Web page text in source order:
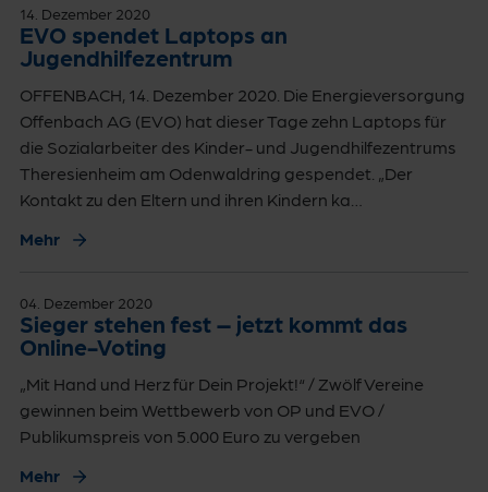
14. Dezember 2020
EVO spendet Laptops an
Jugendhilfezentrum
OFFENBACH, 14. Dezember 2020. Die Energieversorgung
Offenbach AG (EVO) hat dieser Tage zehn Laptops für
die Sozialarbeiter des Kinder- und Jugendhilfezentrums
Theresienheim am Odenwaldring gespendet. „Der
Kontakt zu den Eltern und ihren Kindern ka…
Mehr
04. Dezember 2020
Sieger stehen fest – jetzt kommt das
Online-Voting
„Mit Hand und Herz für Dein Projekt!“ / Zwölf Vereine
gewinnen beim Wettbewerb von OP und EVO /
Publikumspreis von 5.000 Euro zu vergeben
Mehr